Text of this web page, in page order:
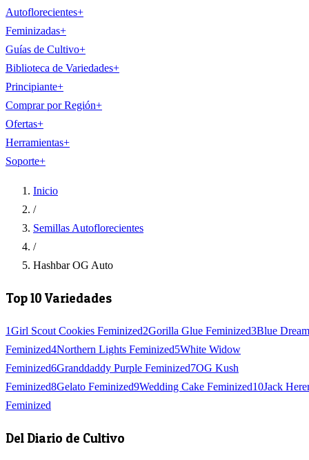
Autoflorecientes+
Feminizadas+
Guías de Cultivo+
Biblioteca de Variedades+
Principiante+
Comprar por Región+
Ofertas+
Herramientas+
Soporte+
Inicio
/
Semillas Autoflorecientes
/
Hashbar OG Auto
Top 10 Variedades
1Girl Scout Cookies Feminized2Gorilla Glue Feminized3Blue Dream
Feminized4Northern Lights Feminized5White Widow
Feminized6Granddaddy Purple Feminized7OG Kush
Feminized8Gelato Feminized9Wedding Cake Feminized10Jack
Feminized
Del Diario de Cultivo